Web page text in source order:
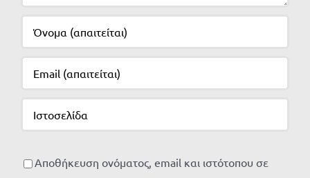
Αποθήκευση ονόματος, email και ιστότοπου σε